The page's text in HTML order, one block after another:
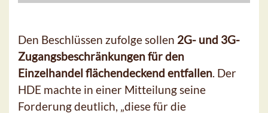
Den Beschlüssen zufolge sollen 2G- und 3G-
Zugangsbeschränkungen für den
Einzelhandel flächendeckend entfallen. Der
HDE machte in einer Mitteilung seine
Forderung deutlich, „diese für die